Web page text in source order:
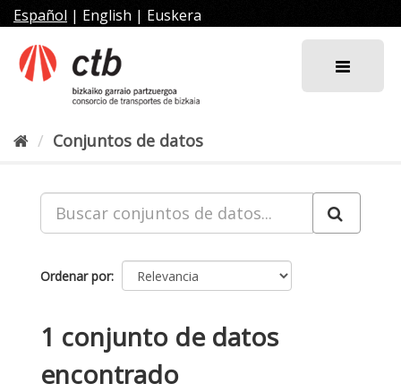
al
contenido
Español | English | Euskera
Conjuntos de datos
Ordenar por
1 conjunto de datos
encontrado